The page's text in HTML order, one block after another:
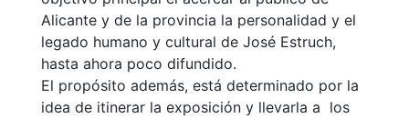
Alicante y de la provincia la personalidad y el
legado humano y cultural de José Estruch,
hasta ahora poco difundido.
El propósito además, está determinado por la
idea de itinerar la exposición y llevarla a los